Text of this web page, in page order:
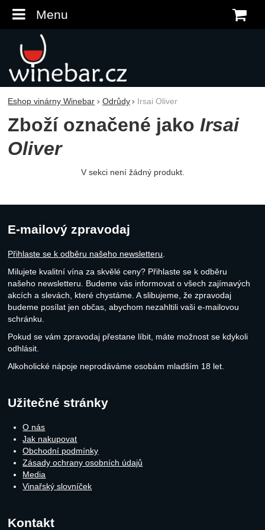
Menu
Eshop vinárny Winebar Odrůdy Irsai Oliver
Zboží označené jakoIrsai
Oliver
V sekci není žádný produkt.
E-mailový zpravodaj
Přihlaste se k odběru našeho newsletteru
Milujete kvalitní vína za skvělé ceny? Přihlaste se k odběru
našeho newsletteru. Budeme vás informovat o všech zajímavých
akcích a slevách, které chystáme. A slibujeme, že zpravodaj
budeme posílat jen občas, abychom nezahltili vaši e-mailovou
schránku.
Pokud se vám zpravodaj přestane líbit, máte možnost se kdykoli
odhlásit.
Alkoholické nápoje neprodáváme osobám mladším 18 let.
Užitečné stránky
O nás
Jak nakupovat
Obchodní podmínky
Zásady ochrany osobních údajů
Media
Vinařský slovníček
Kontakt